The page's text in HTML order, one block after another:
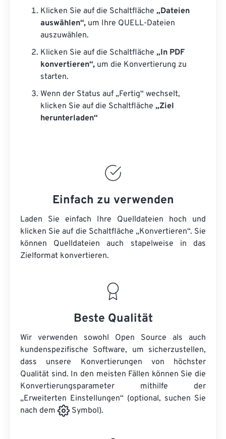
Klicken Sie auf die Schaltfläche „Dateien
auswählen“, um Ihre QUELL-Dateien
auszuwählen.
Klicken Sie auf die Schaltfläche „In PDF
konvertieren“, um die Konvertierung zu
starten.
Wenn der Status auf „Fertig“ wechselt,
klicken Sie auf die Schaltfläche „Ziel
herunterladen“
Einfach zu verwenden
Laden Sie einfach Ihre Quelldateien hoch und
klicken Sie auf die Schaltfläche „Konvertieren“. Sie
können Quelldateien auch stapelweise in das
Zielformat konvertieren.
Beste Qualität
Wir verwenden sowohl Open Source als auch
kundenspezifische Software, um sicherzustellen,
dass unsere Konvertierungen von höchster
Qualität sind. In den meisten Fällen können Sie die
Konvertierungsparameter mithilfe der
„Erweiterten Einstellungen“ (optional, suchen Sie
nach dem
Symbol).